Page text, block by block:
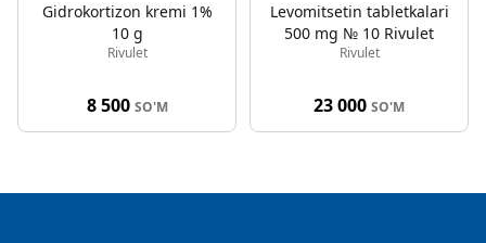
Gidrokortizon kremi 1%
10 g
Rivulet
8 500 SO'M
Levomitsetin tabletkalari
500 mg № 10 Rivulet
Rivulet
23 000 SO'M